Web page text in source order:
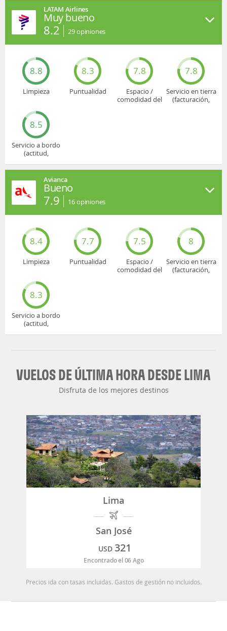
LATAM Airlines
Muy bueno
8.2 29opiniones
8.8
Limpieza
8.3
Puntualidad
7.8
Espacio /
comodidad del
7.8
Servicio en tierra
(facturación,
8.5
Servicio a bordo
(actitud,
Avianca
Bueno
7.9 16opiniones
8.4
Limpieza
7.7
Puntualidad
7.5
Espacio /
comodidad del
8
Servicio en tierra
(facturación,
8.3
Servicio a bordo
(actitud,
VUELOS DE ÚLTIMA HORA DESDE LIMA
Disfruta de los mejores destinos
Lima
San José
USD 321
Encontrado el 06 Ago
Precios ida con tasas incluidas. Gastos de gestión no incluidos.